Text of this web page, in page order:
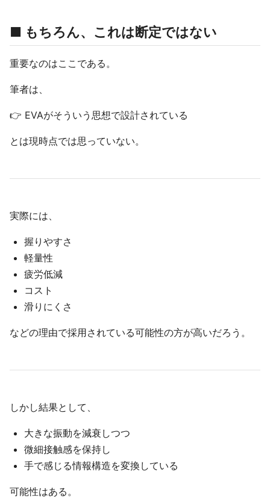
■ もちろん、これは断定ではない
重要なのはここである。
筆者は、
👉 EVAがそういう思想で設計されている
とは現時点では思っていない。
実際には、
握りやすさ
軽量性
疲労低減
コスト
滑りにくさ
などの理由で採用されている可能性の方が高いだろう。
しかし結果として、
大きな振動を減衰しつつ
微細接触感を保持し
手で感じる情報構造を変換している
可能性はある。